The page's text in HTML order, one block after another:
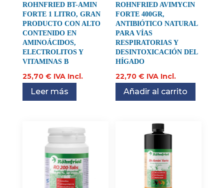
ROHNFRIED BT-AMIN
FORTE 1 LITRO, GRAN
PRODUCTO CON ALTO
CONTENIDO EN
AMINOÁCIDOS,
ELECTROLITOS Y
VITAMINAS B
25,70 € IVA Incl.
Leer más
ROHNFRIED AVIMYCIN
FORTE 400GR,
ANTIBIÓTICO NATURAL
PARA VÍAS
RESPIRATORIAS Y
DESINTOXICACIÓN DEL
HÍGADO
22,70€ IVA Incl.
Añadir al carrito